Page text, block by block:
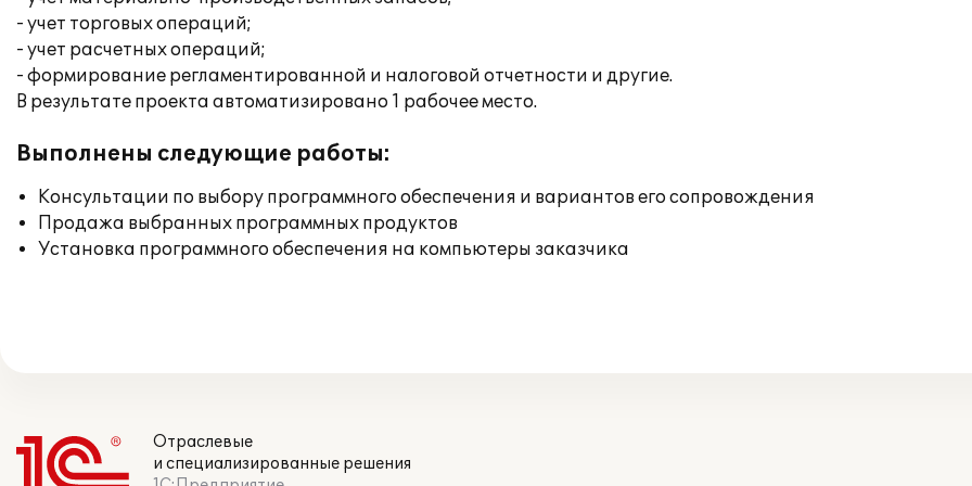
- учет торговых операций;
- учет расчетных операций;
- формирование регламентированной и налоговой отчетности и другие.
В результате проекта автоматизировано 1 рабочее место.
Выполнены следующие работы:
Консультации по выбору программного обеспечения и вариантов его сопровождения
Продажа выбранных программных продуктов
Установка программного обеспечения на компьютеры заказчика
Отраслевые
и специализированные решения